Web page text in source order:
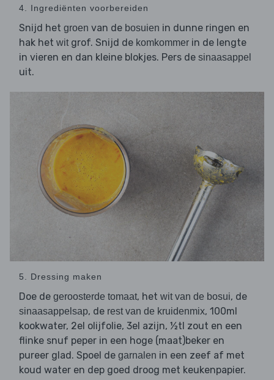
4. Ingrediënten voorbereiden
Snijd het groen van de bosuien in dunne ringen en
hak het wit grof. Snijd de komkommer in de lengte
in vieren en dan kleine blokjes. Pers de sinaasappel
uit.
5. Dressing maken
Doe de geroosterde tomaat, het wit van de bosui, de
sinaasappelsap, de rest van de kruidenmix, 100ml
kookwater, 2el olijfolie, 3el azijn, ½tl zout en een
flinke snuf peper in een hoge (maat)beker en
pureer glad. Spoel de garnalen in een zeef af met
koud water en dep goed droog met keukenpapier.